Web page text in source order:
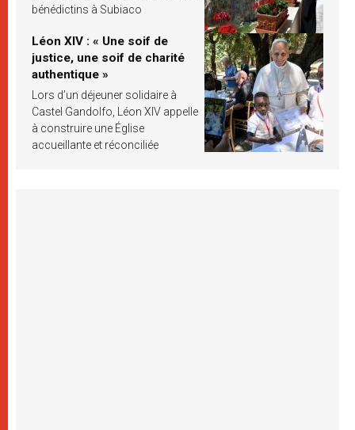
bénédictins à Subiaco
Léon XIV : « Une soif de
justice, une soif de charité
authentique »
Lors d’un déjeuner solidaire à
Castel Gandolfo, Léon XIV appelle
à construire une Église
accueillante et réconciliée